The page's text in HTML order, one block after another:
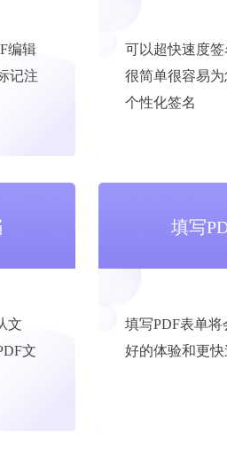
编辑
记注
可以超快速度签
很简单很容易
个性化签名
文
文
填写
填写PDF表单
好的体验和更